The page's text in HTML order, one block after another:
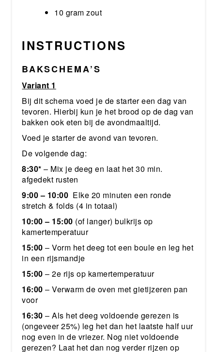
10 gram zout
INSTRUCTIONS
BAKSCHEMA’S
Variant 1
Bij dit schema voed je de starter een dag van
tevoren. Hierbij kun je het brood op de dag van
bakken ook eten bij de avondmaaltijd.
Voed je starter de avond van tevoren.
De volgende dag:
8:30*– Mix je deeg en laat het 30 min.
afgedekt rusten
9:00 – 10:00 Elke 20 minuten een ronde
stretch & folds (4 in totaal)
10:00 – 15:00 (of langer) bulkrijs op
kamertemperatuur
15:00 – Vorm het deeg tot een boule en leg het
in een rijsmandje
15:00 – 2e rijs op kamertemperatuur
16:00 – Verwarm de oven met gietijzeren pan
voor
16:30 – Als het deeg voldoende gerezen is
(ongeveer 25%) leg het dan het laatste half uur
nog even in de vriezer. Nog niet voldoende
gerezen? Laat het dan nog verder rijzen op